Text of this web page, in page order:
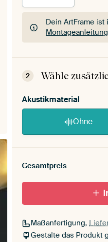
Dein ArtFrame
Dein ArtFrame
2 Wähle
Akustikmaterial
Ohne
Gesamtpreis
Maßanfertigung,
Gestalte das Produkt